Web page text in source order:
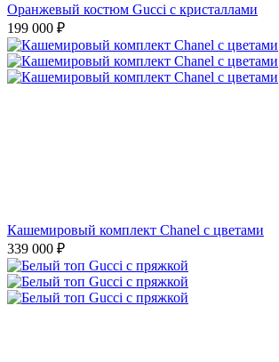
Оранжевый костюм Gucci с кристаллами
199 000 ₽
Кашемировый комплект Chanel с цветами
339 000 ₽